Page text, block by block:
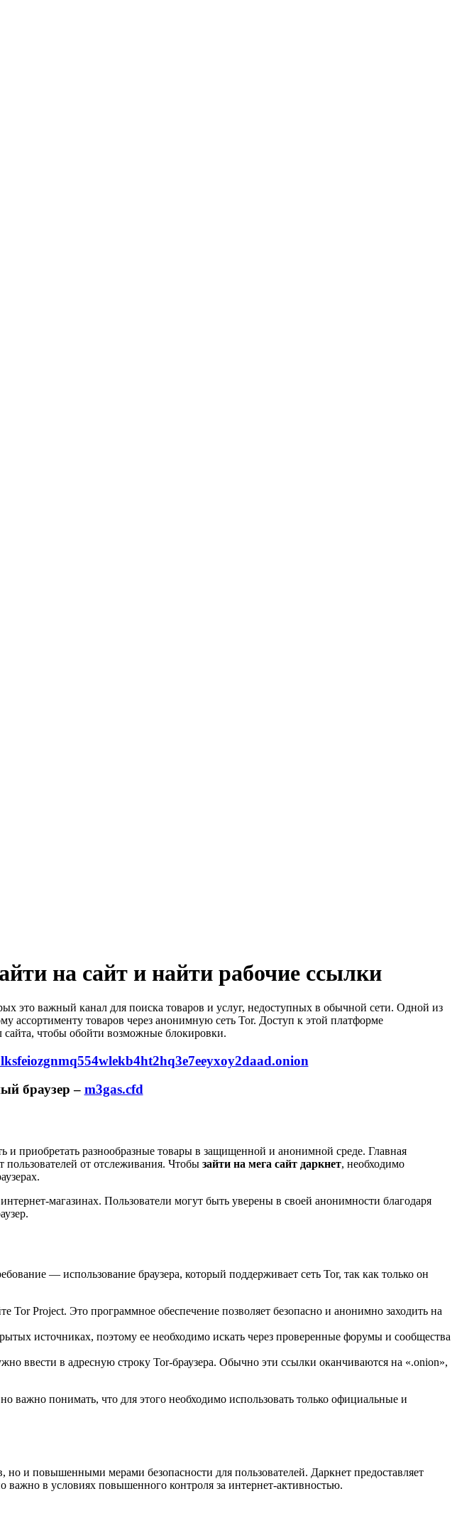
на сайт и найти рабочие ссылки
это важный канал для поиска товаров и услуг, недоступных в обычной сети. Одной из
ассортименту товаров через анонимную сеть Tor. Доступ к этой платформе
сайта, чтобы обойти возможные блокировки.
браузер – m3gas.cfd
и приобретать разнообразные товары в защищенной и анонимной среде. Главная
пользователей от отслеживания. Чтобы зайти на мега сайт даркнет, необходимо
магазинах. Пользователи могут быть уверены в своей анонимности благодаря
— использование браузера, который поддерживает сеть Tor, так как только он
Tor Project. Это программное обеспечение позволяет безопасно и анонимно заходить на
источниках, поэтому ее необходимо искать через проверенные форумы и сообщества
ввести в адресную строку Tor-браузера. Обычно эти ссылки оканчиваются на «.onion»,
понимать, что для этого необходимо использовать только официальные и
но и повышенными мерами безопасности для пользователей. Даркнет предоставляет
в условиях повышенного контроля за интернет-активностью.